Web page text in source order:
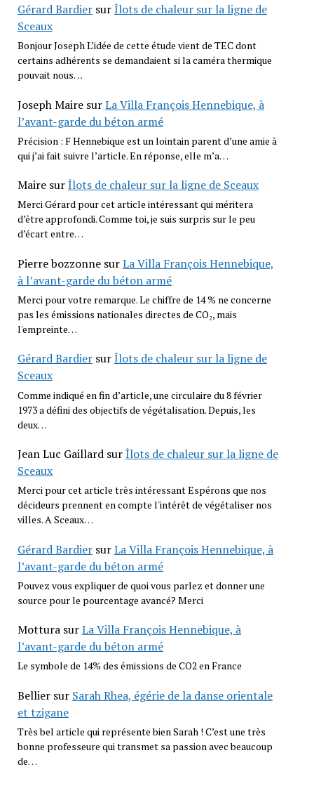
Gérard BardiersurÎlots de chaleur sur la ligne de
Sceaux
Bonjour Joseph L’idée de cette étude vient de TEC dont
certains adhérents se demandaient si la caméra thermique
pouvait nous…
Joseph MairesurLa Villa François Hennebique, à
l’avant-garde du béton armé
Précision : F Hennebique est un lointain parent d’une amie à
qui j’ai fait suivre l’article. En réponse, elle m’a…
MairesurÎlots de chaleur sur la ligne de Sceaux
Merci Gérard pour cet article intéressant qui méritera
d’être approfondi. Comme toi, je suis surpris sur le peu
d’écart entre…
Pierre bozzonnesurLa Villa François Hennebique,
à l’avant-garde du béton armé
Merci pour votre remarque. Le chiffre de 14 % ne concerne
pas les émissions nationales directes de CO₂, mais
l'empreinte…
Gérard BardiersurÎlots de chaleur sur la ligne de
Sceaux
Comme indiqué en fin d’article, une circulaire du 8 février
1973 a défini des objectifs de végétalisation. Depuis, les
deux…
Jean Luc GaillardsurÎlots de chaleur sur la ligne de
Sceaux
Merci pour cet article très intéressant Espérons que nos
décideurs prennent en compte l'intérêt de végétaliser nos
villes. A Sceaux…
Gérard BardiersurLa Villa François Hennebique, à
l’avant-garde du béton armé
Pouvez vous expliquer de quoi vous parlez et donner une
source pour le pourcentage avancé? Merci
MotturasurLa Villa François Hennebique, à
l’avant-garde du béton armé
Le symbole de 14% des émissions de CO2 en France
Belliersur Sarah Rhea, égérie de la danse orientale
et tzigane
Très bel article qui représente bien Sarah ! C’est une très
bonne professeure qui transmet sa passion avec beaucoup
de…